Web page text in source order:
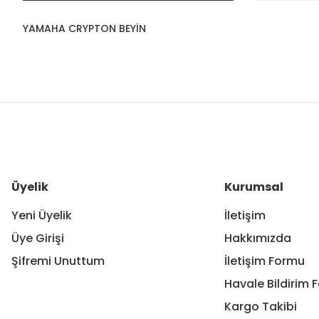
YAMAHA CRYPTON BEYİN
Ürün bilgilerinde hatalar bulunuyor.
Üyelik
Yeni Üyelik
Üye Girişi
Şifremi Unuttum
Kurumsal
İletişim
Hakkımızda
İletişim Formu
Havale Bildirim
Kargo Takibi